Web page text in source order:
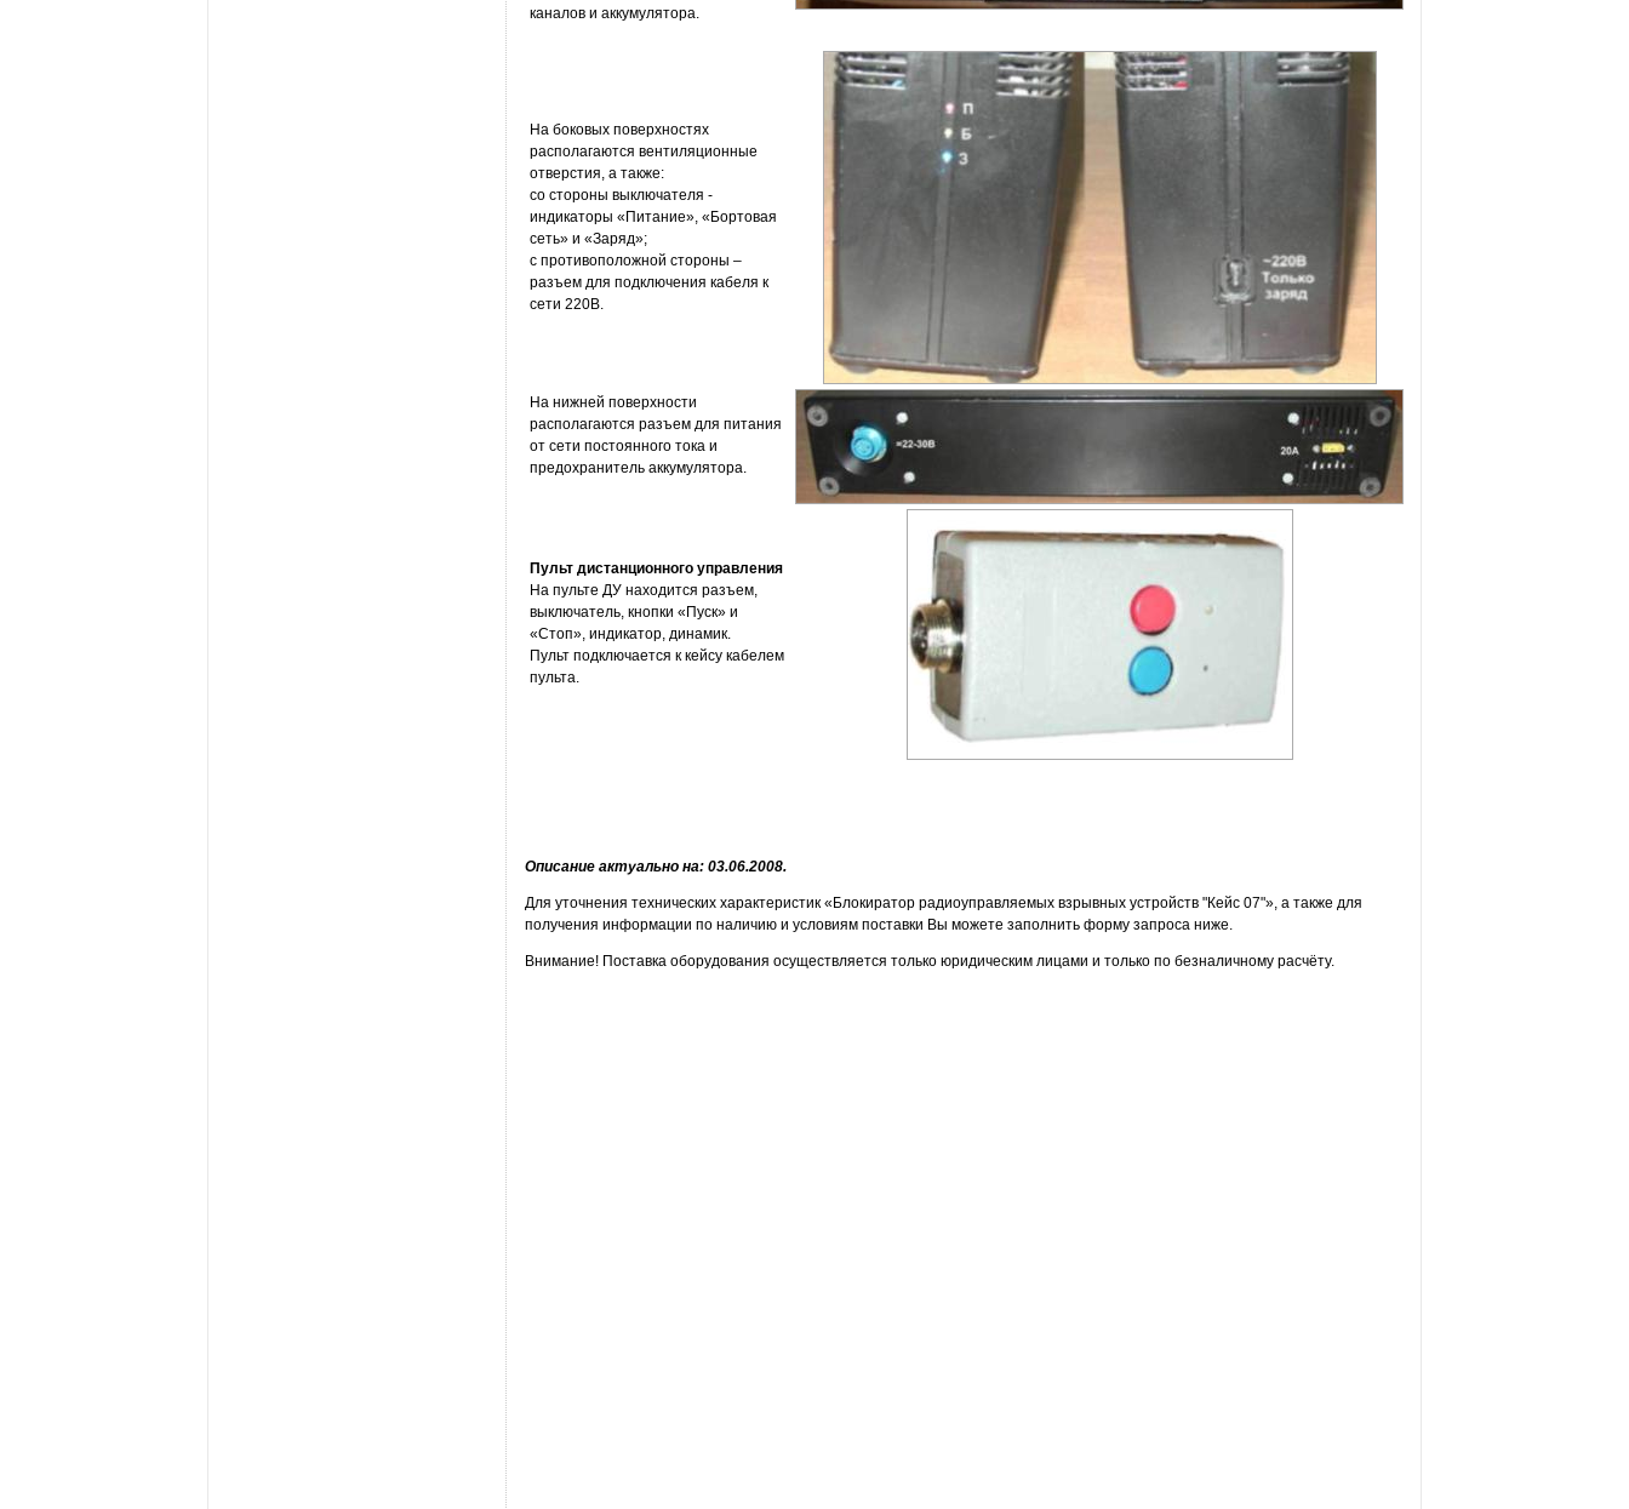
каналов и аккумулятора.
На боковых поверхностях
располагаются вентиляционные
отверстия, а также:
со стороны выключателя -
индикаторы «Питание», «Бортовая
сеть» и «Заряд»;
с противоположной стороны –
разъем для подключения кабеля к
сети 220В.
На нижней поверхности
располагаются разъем для питания
от сети постоянного тока и
предохранитель аккумулятора.
Пульт дистанционного управления
На пульте ДУ находится разъем,
выключатель, кнопки «Пуск» и
«Стоп», индикатор, динамик.
Пульт подключается к кейсу кабелем
пульта.
Описание актуально на: 03.06.2008.
Для уточнения технических характеристик «Блокиратор радиоуправляемых взрывных устройств "Кейс 07"», а также для
получения информации по наличию и условиям поставки Вы можете заполнить форму запроса ниже.
Внимание! Поставка оборудования осуществляется только юридическим лицами и только по безналичному расчёту.